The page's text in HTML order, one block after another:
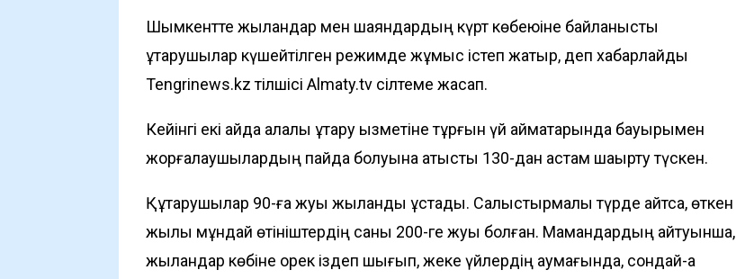
Шымкентте жыландар мен шаяндардың күрт көбеюіне байланысты
құтқарушылар күшейтілген режимде жұмыс істеп жатыр, деп хабарлайды
Tengrinews.kzтілшісі Almaty.tv сілтеме жасап.
Кейінгі екі айда қалалық құтқару қызметіне тұрғын үй аймақтарында бауырымен
жорғалаушылардың пайда болуына қатысты 130-дан астам шақырту түскен.
Құтқарушылар 90-ға жуық жыланды ұстады. Салыстырмалы түрде айтсақ, өткен
жылы мұндай өтініштердің саны 200-ге жуық болған. Мамандардың айтуынша,
жыландар көбіне қорек іздеп шығып, жеке үйлердің аумағында, сондай-ақ